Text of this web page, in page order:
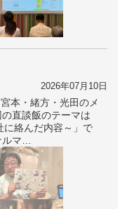
2026年07月10日
本・緒方・光田のメ
直談飯のテーマは
に絡んだ内容～」で
マ…